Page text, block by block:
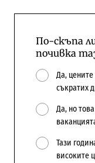
По-скъпа
почивка
Да,
съкратих
Да, но
Тази
високите